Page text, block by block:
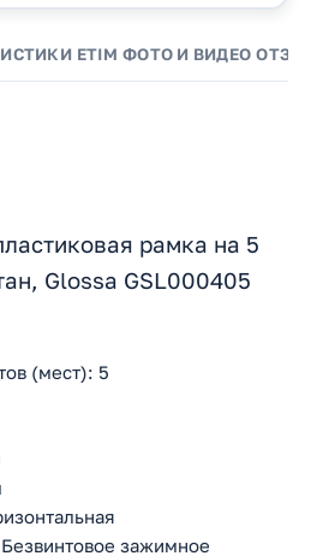
ETIM ФОТО И ВИДЕО
рамка на 5
Glossa GSL000405
(мест): 5
зажимное